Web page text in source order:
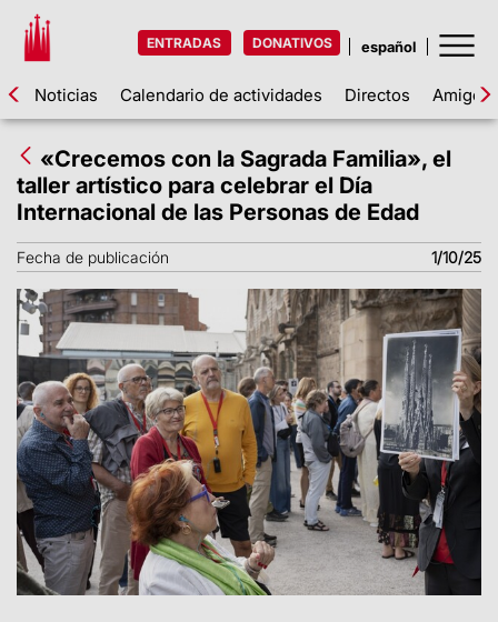
ENTRADAS DONATIVOS
Noticias Calendario de actividades Directos Amigos
«Crecemos con la Sagrada Familia», el
taller artístico para celebrar el Día
Internacional de las Personas de Edad
Fecha de publicación 1/10/25